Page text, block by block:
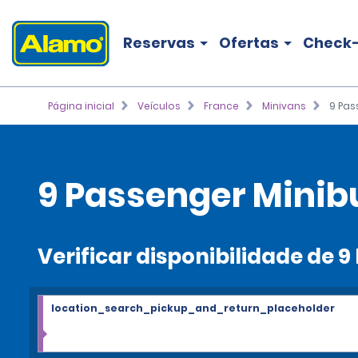
Reservas Ofertas
Página inicial Veículos France Minivans 9
9 Passenger
Verificar disponibilidade de 9
location_search_pickup_and_return_placeholder